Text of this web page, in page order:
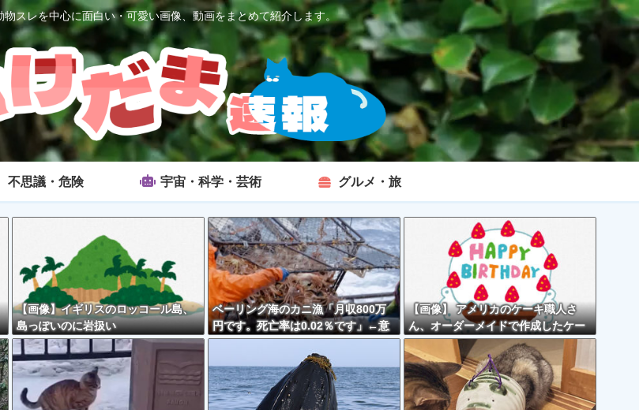
スレを中心に面白い・可愛い画像、動画をまとめて紹介します。
不思議・危険 宇宙・科学・芸術 グルメ・旅
【画像】イギリスのロッコール島、
島っぽいのに岩扱い
ベーリング海のカニ漁「月収800万
円です。死亡率は0.02％です」←意
外とそんな悪くなくない？？？
【画像】 アメリカのケーキ職人さ
ん、オーダーメイドで作成したケー
キが精子っぽくて炎上してしまう